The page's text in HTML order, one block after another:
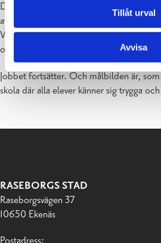
Tillåt urval
Avvisa
Däremot nämner flera elever
av e-cigaretter, som ett inslag som
Vi är medvetna om att det pågår, jobbar
och ingriper vid behov.
Jobbet fortsätter. Och målbilden är,
skola där alla elever känner sig trygga
RASEBORGS STAD
Raseborgsvägen 37
10650 Ekenäs